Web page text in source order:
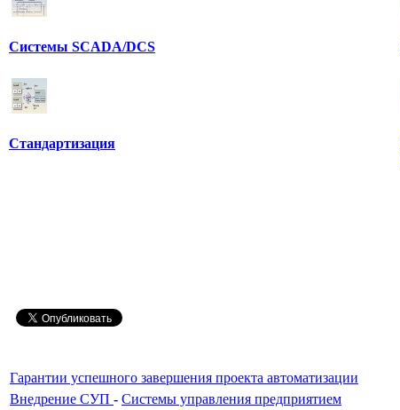
Системы SCADA/DCS
Стандартизация
Гарантии успешного завершения проекта автоматизации
Внедрение СУП - Системы управления предприятием